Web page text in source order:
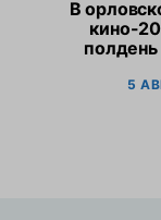
В
кино-
полдень
5